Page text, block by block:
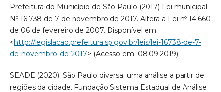
Prefeitura do Município de São Paulo (2017) Lei municipal
Nº 16.738 de 7 de novembro de 2017. Altera a Lei nº 14.660
de 06 de fevereiro de 2007. Disponível em:
<http://legislacao.prefeitura.sp.gov.br/leis/lei-16738-de-7-
de-novembro-de-2017> (Acesso em: 08.09.2019).
SEADE (2020). São Paulo diversa: uma análise a partir de
regiões da cidade. Fundação Sistema Estadual de Análise